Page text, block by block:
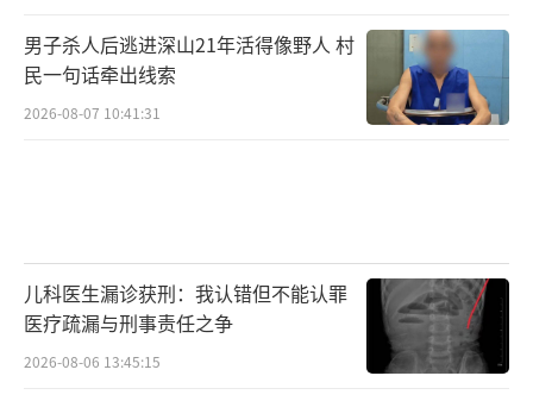
男子杀人后逃进深山21年活得像野人 村
民一句话牵出线索
2026-08-07 10:41:31
儿科医生漏诊获刑：我认错但不能认罪
医疗疏漏与刑事责任之争
2026-08-06 13:45:15